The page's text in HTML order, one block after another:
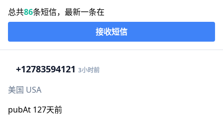
总共86条短信，最新一条在
接收短信
+12783594121 3小时前
美国 USA
pubAt 127天前